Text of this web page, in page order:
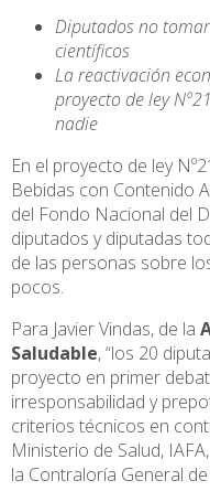
Diputados no
científicos
La reactivación
proyecto de ley
nadie
En el proyecto de ley
Bebidas con Contenido
del Fondo Nacional del
diputados y diputadas
de las personas sobre
pocos.
Para Javier Vindas, de la
Saludable, “los 20
proyecto en primer
irresponsabilidad y
criterios técnicos en
Ministerio de Salud,
la Contraloría General de